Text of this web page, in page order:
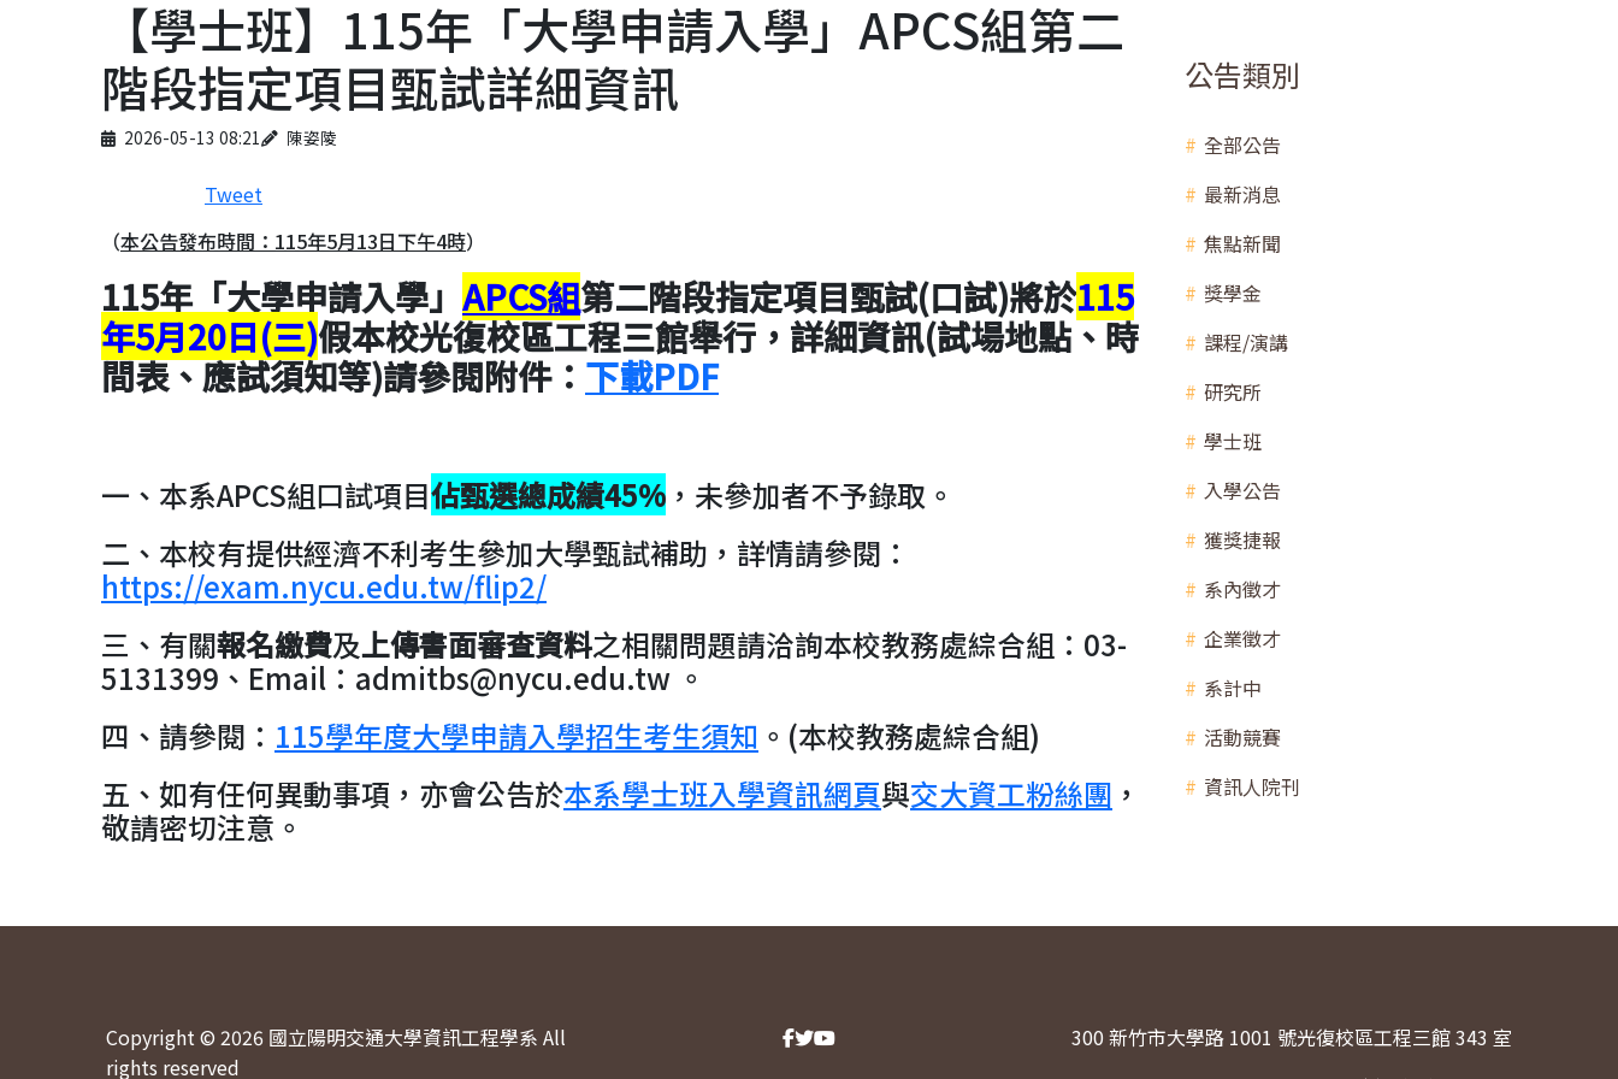
【學士班】115年「大學申請入學」APCS組第二
階段指定項目甄試詳細資訊
Published on
2026-05-13 08:21
Author 陳姿陵
Tweet
（本公告發布時間：115年5月13日下午4時）
115年「大學申請入學」 APCS組第二階段指定項目甄試(口試)將於115
年5月20日(三)假本校光復校區工程三館舉行，詳細資訊(試場地點、時
間表、應試須知等)請參閱附件： 下載PDF
一、本系APCS組口試項目佔甄選總成績45% ，未參加者不予錄取。
二、本校有提供經濟不利考生參加大學甄試補助，詳情請參閱：
https://exam.nycu.edu.tw/flip2/
三、有關報名繳費及上傳書面審查資料之相關問題請洽詢本校教務處綜合組：03-
5131399、Email：admitbs@nycu.edu.tw 。
四、請參閱： 115學年度大學申請入學招生考生須知 。(本校教務處綜合組)
五、如有任何異動事項，亦會公告於本系學士班入學資訊網頁與交大資工粉絲團 ，
敬請密切注意。
公告類別
全部公告
最新消息
焦點新聞
獎學金
課程/演講
研究所
學士班
入學公告
獲獎捷報
系內徵才
企業徵才
系計中
活動競賽
資訊人院刊
Copyright © 2026 國立陽明交通大學資訊工程學系 All
rights reserved
300 新竹市大學路 1001 號光復校區工程三館 343 室